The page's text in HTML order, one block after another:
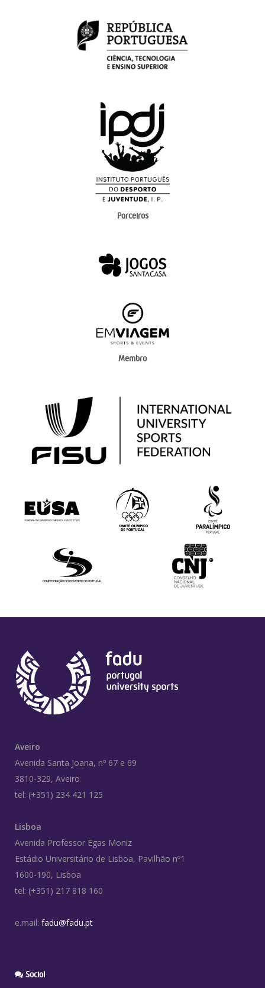
Parceiros
Membro
Aveiro
Avenida Santa Joana, nº 67 e 69
3810-329, Aveiro
tel: (+351) 234 421 125
Lisboa
Avenida Professor Egas Moniz
Estádio Universitário de Lisboa, Pavilhão nº1
1600-190, Lisboa
tel: (+351) 217 818 160
e.mail: fadu@fadu.pt
Social